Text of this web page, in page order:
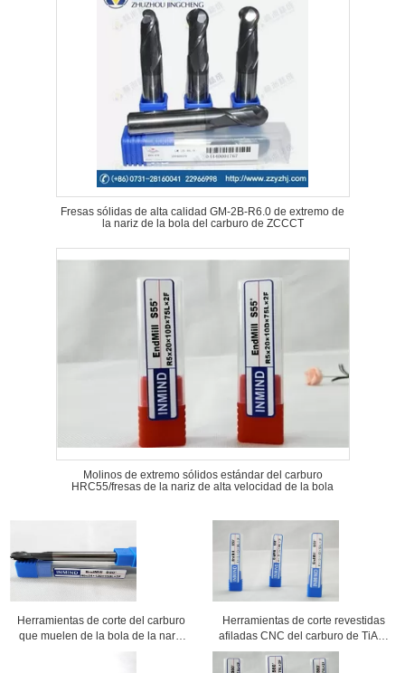
Fresas sólidas de alta calidad GM-2B-R6.0 de extremo de
la nariz de la bola del carburo de ZCCCT
Molinos de extremo sólidos estándar del carburo
HRC55/fresas de la nariz de alta velocidad de la bola
Herramientas de corte del carburo
que muelen de la bola de la nariz
Herramientas de corte revestidas
afiladas CNC del carburo de TiAlN
del molino de extremo de la nariz
de la bola para el cobre